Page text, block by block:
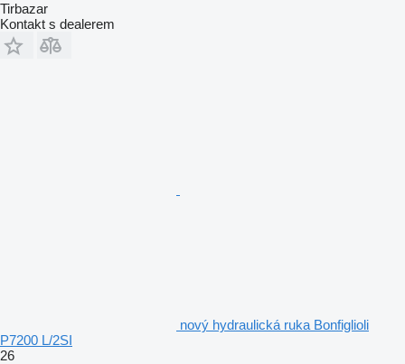
Tirbazar
Kontakt s dealerem
nový hydraulická ruka Bonfiglioli
P7200 L/2SI
26